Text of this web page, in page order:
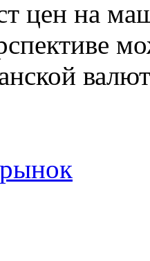
цен на
рынок